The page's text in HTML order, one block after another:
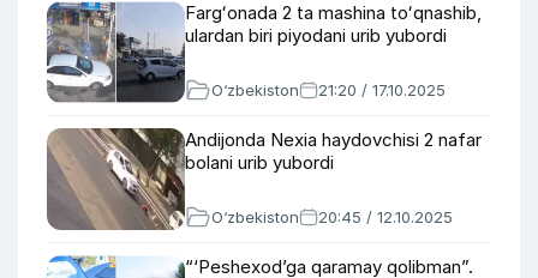
Fargʻonada 2 ta mashina toʻqnashib,
ulardan biri piyodani urib yubordi
O‘zbekiston 21:20 / 17.10.2025
Andijonda Nexia haydovchisi 2 nafar
bolani urib yubordi
O‘zbekiston 20:45 / 12.10.2025
“‘Peshexod’ga qaramay qolibman”.